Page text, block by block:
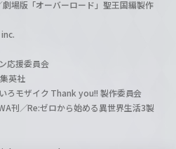
場版「オーバーロード」聖王国編製作
応援委員会
英社
ろモザイク Thank you!! 製作委員会
刊／Re:ゼロから始める異世界生活3製